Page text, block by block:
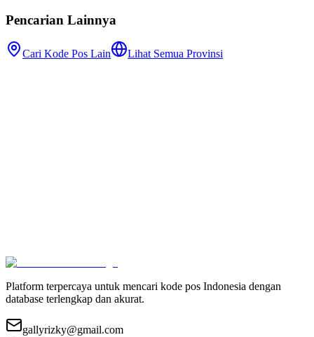
Pencarian Lainnya
Cari Kode Pos Lain Lihat Semua Provinsi
Platform terpercaya untuk mencari kode pos Indonesia dengan
database terlengkap dan akurat.
gallyrizky@gmail.com